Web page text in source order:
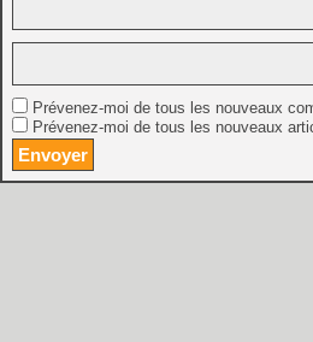
Prévenez-moi de tous les nouveaux
Prévenez-moi de tous les nouveaux